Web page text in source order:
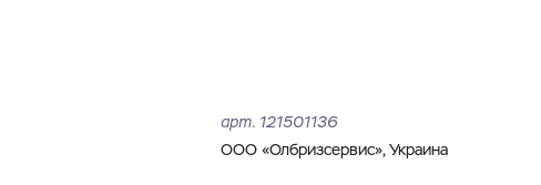
арт. 121501136
ООО «Олбризсервис», Украина